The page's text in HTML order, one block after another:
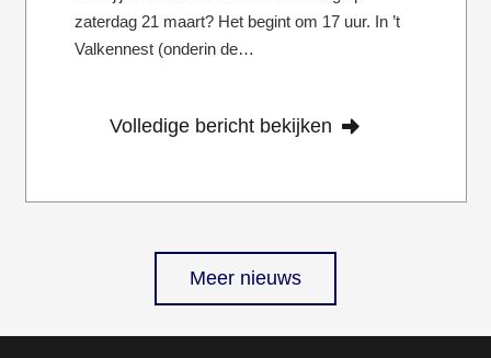
zaterdag 21 maart? Het begint om 17 uur. In ’t
Valkennest (onderin de…
Volledige bericht bekijken
Meer nieuws